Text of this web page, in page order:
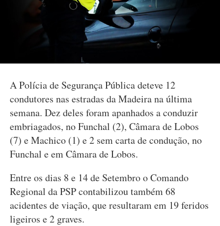
A Polícia de Segurança Pública deteve 12
condutores nas estradas da Madeira na última
semana. Dez deles foram apanhados a conduzir
embriagados, no Funchal (2), Câmara de Lobos
(7) e Machico (1) e 2 sem carta de condução, no
Funchal e em Câmara de Lobos.
Entre os dias 8 e 14 de Setembro o Comando
Regional da PSP contabilizou também 68
acidentes de viação, que resultaram em 19 feridos
ligeiros e 2 graves.